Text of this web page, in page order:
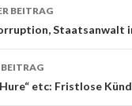
BEITRAG
Staatsanwalt
etc: Fristlose